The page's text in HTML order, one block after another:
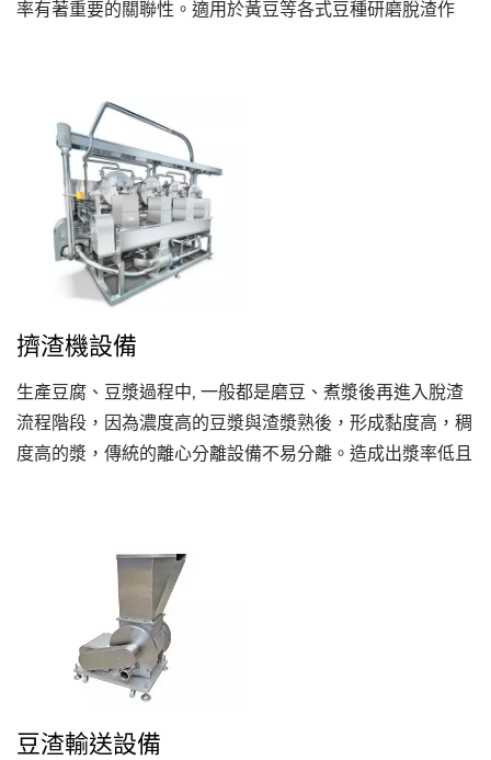
率有著重要的關聯性。適用於黃豆等各式豆種研磨脫渣作
擠渣機設備
生產豆腐、豆漿過程中, 一般都是磨豆、煮漿後再進入脫渣
流程階段，因為濃度高的豆漿與渣漿熟後，形成黏度高，稠
度高的漿，傳統的離心分離設備不易分離。造成出漿率低且
豆渣輸送設備